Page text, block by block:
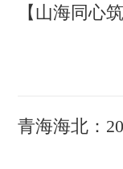
【山海同心
青海海北：